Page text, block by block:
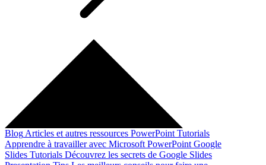
Blog Articles et autres ressources PowerPoint Tutorials
Apprendre à travailler avec Microsoft PowerPoint Google
Slides Tutorials Découvrez les secrets de Google Slides